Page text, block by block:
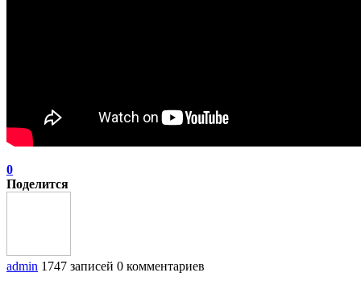
0
Поделится
admin 1747 записей 0 комментариев